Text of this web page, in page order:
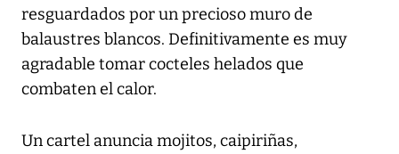
resguardados por un precioso muro de
balaustres blancos. Definitivamente es muy
agradable tomar cocteles helados que
combaten el calor.
Un cartel anuncia mojitos, caipiriñas,